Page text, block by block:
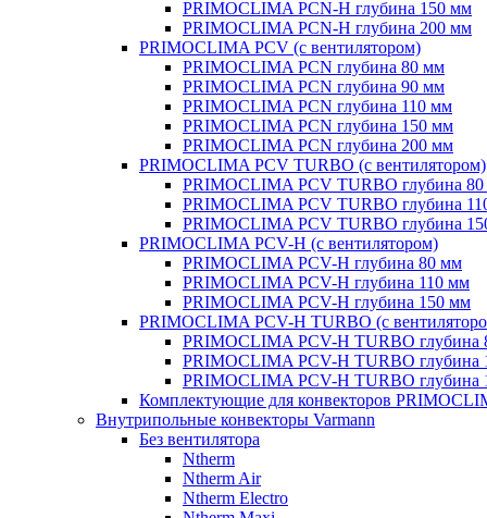
PRIMOCLIMA PCN-H глубина 150 мм
PRIMOCLIMA PCN-H глубина 200 мм
PRIMOCLIMA PCV (c вентилятором)
PRIMOCLIMA PCN глубина 80 мм
PRIMOCLIMA PCN глубина 90 мм
PRIMOCLIMA PCN глубина 110 мм
PRIMOCLIMA PCN глубина 150 мм
PRIMOCLIMA PCN глубина 200 мм
PRIMOCLIMA PCV TURBO (c вентилятором)
PRIMOCLIMA PCV TURBO глубина
PRIMOCLIMA PCV TURBO глубина
PRIMOCLIMA PCV TURBO глубина
PRIMOCLIMA PCV-H (c вентилятором)
PRIMOCLIMA PCV-H глубина 80 мм
PRIMOCLIMA PCV-H глубина 110 мм
PRIMOCLIMA PCV-H глубина 150 мм
PRIMOCLIMA PCV-H TURBO (c
PRIMOCLIMA PCV-H TURBO глубина
PRIMOCLIMA PCV-H TURBO глубина
PRIMOCLIMA PCV-H TURBO глубина
Комплектующие для конвекторов
Внутрипольные конвекторы Varmann
Без вентилятора
Ntherm
Ntherm Air
Ntherm Electro